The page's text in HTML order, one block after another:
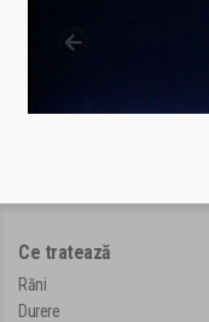
Ce tratează
Răni
Durere